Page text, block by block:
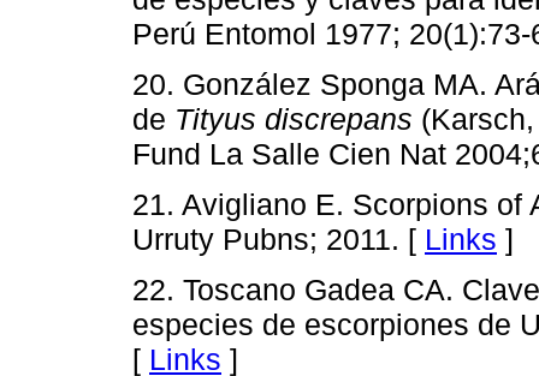
Perú Entomol 1977;
20. González Sponga MA.
de Tityus discrepans
Fund La Salle Cien Nat
21. Avigliano E. Scorpions of
Urruty Pubns; 2011. [ Links ]
22. Toscano Gadea CA.
especies de escorpiones de
[ Links ]